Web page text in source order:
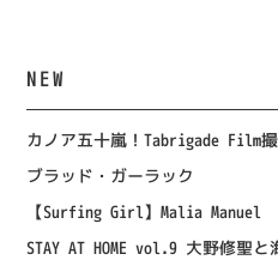
NEW
カノア五十嵐！Tabrigade Film
ブラッド・ガーラック
【Surfing Girl】Malia Manuel
STAY AT HOME vol.9 大野修聖と